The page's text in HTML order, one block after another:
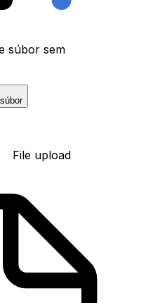
súbor sem
File upload